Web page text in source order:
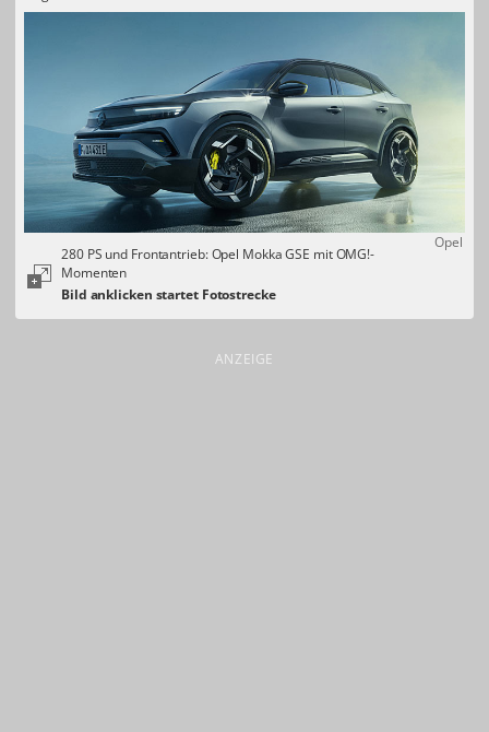
Opel
280 PS und Frontantrieb: Opel Mokka GSE mit OMG!-
Momenten
ANZEIGE